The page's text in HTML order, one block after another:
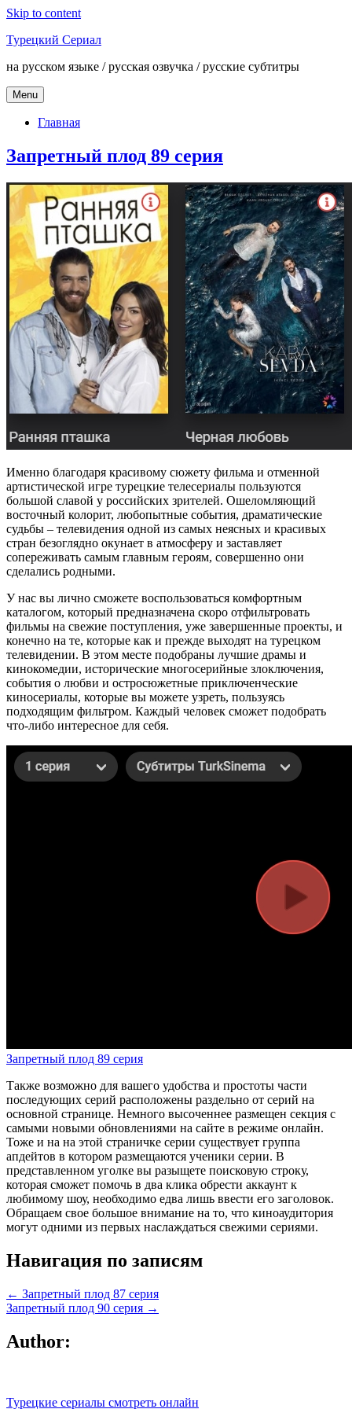
Skip to content
Турецкий Сериал
на русском языке / русская озвучка / русские субтитры
Menu
Главная
Запретный плод 89 серия
Именно благодаря красивому сюжету фильма и отменной
артистической игре турецкие телесериалы пользуются
большой славой у российских зрителей. Ошеломляющий
восточный колорит, любопытные события, драматические
судьбы – телевидения одной из самых неясных и красивых
стран безоглядно окунает в атмосферу и заставляет
сопереживать самым главным героям, совершенно они
сделались родными.
У нас вы лично сможете воспользоваться комфортным
каталогом, который предназначена скоро отфильтровать
фильмы на свежие поступления, уже завершенные проекты, и
конечно на те, которые как и прежде выходят на турецком
телевидении. В этом месте подобраны лучшие драмы и
кинокомедии, исторические многосерийные злоключения,
события о любви и остросюжетные приключенческие
киносериалы, которые вы можете узреть, пользуясь
подходящим фильтром. Каждый человек сможет подобрать
что-либо интересное для себя.
Запретный плод 89 серия
Также возможно для вашего удобства и простоты части
последующих серий расположены раздельно от серий на
основной странице. Немного высоченнее размещен секция с
самыми новыми обновлениями на сайте в режиме онлайн.
Тоже и на на этой страничке серии существует группа
апдейтов в котором размещаются ученики серии. В
представленном уголке вы разыщете поисковую строку,
которая сможет помочь в два клика обрести аккаунт к
любимому шоу, необходимо едва лишь ввести его заголовок.
Обращаем свое большое внимание на то, что киноаудитория
могут одними из первых наслаждаться свежими сериями.
Навигация по записям
← Запретный плод 87 серия
Запретный плод 90 серия →
Author:
Турецкие сериалы смотреть онлайн